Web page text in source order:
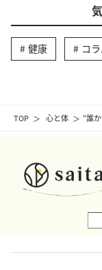
TOP 心と体 “誰
健康 コ